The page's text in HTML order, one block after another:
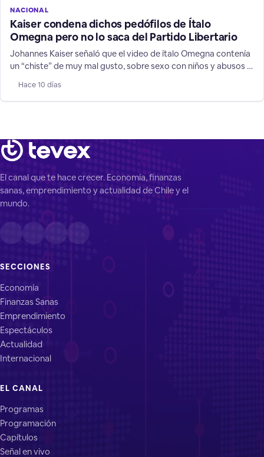
NACIONAL
Kaiser condena dichos pedófilos de Ítalo
Omegna pero no lo saca del Partido Libertario
Johannes Kaiser señaló que el video de ítalo Omegna contenía
un “chiste” de muy mal gusto, sobre sexo con niños y abusos a
Tribunal Supremo.
Hace 10 días
El canal que te hace crecer. Economía, finanzas
sanas, emprendimiento y actualidad de Chile y el
mundo.
SECCIONES
Economía
Finanzas Sanas
Emprendimiento
Espectáculos
Actualidad
Internacional
EL CANAL
Programas
Programación
Capítulos
Señal en vivo